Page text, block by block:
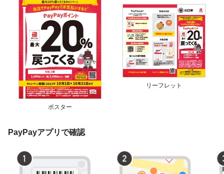
ポスター
リーフレット
PayPayアプリで確認